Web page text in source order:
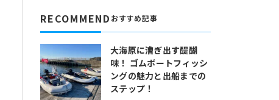
RECOMMEND おすすめ記事
大海原に漕ぎ出す醍醐
味！ ゴムボートフィッシ
ングの魅力と出船までの
ステップ！